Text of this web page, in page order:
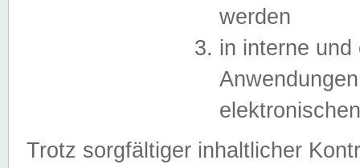
werden
in interne
Trotz sorgfältiger inhaltlicher